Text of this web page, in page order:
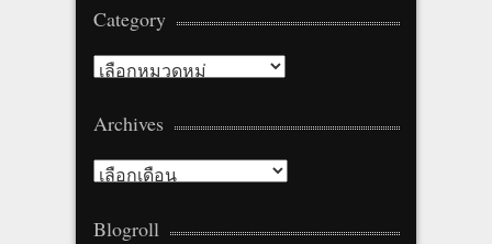
Category
Category
Archives
Archives
Blogroll